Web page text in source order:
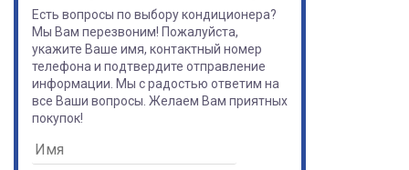
Есть вопросы по выбору кондиционера?
Мы Вам перезвоним! Пожалуйста,
укажите Ваше имя, контактный номер
телефона и подтвердите отправление
информации. Мы с радостью ответим на
все Ваши вопросы. Желаем Вам приятных
покупок!